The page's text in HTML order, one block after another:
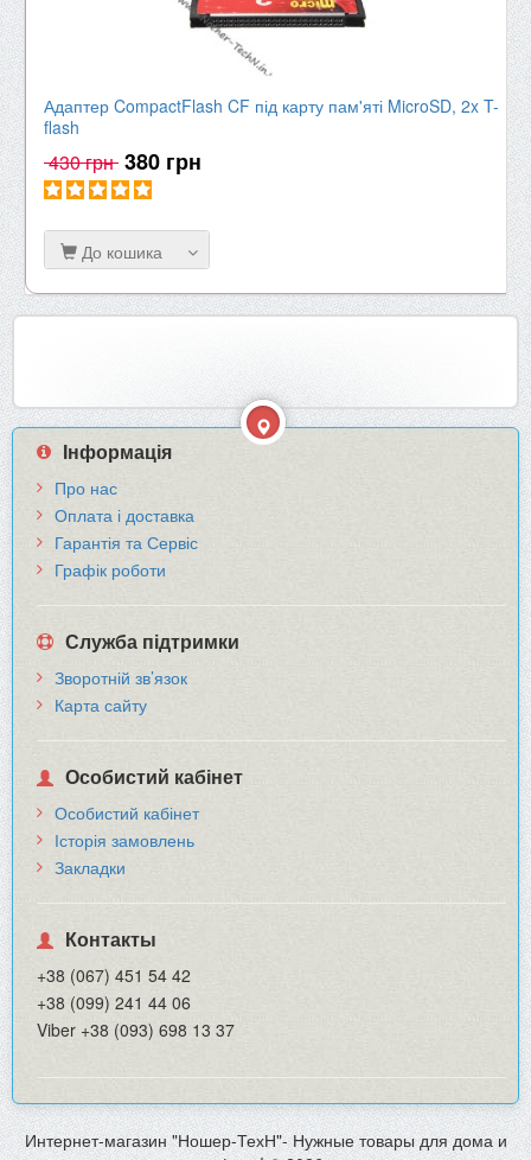
Адаптер CompactFlash CF під карту пам'яті MicroSD, 2x T-
flash
430 грн 380 грн
До кошика
Інформація
Про нас
Оплата і доставка
Гарантія та Сервіс
Графік роботи
Служба підтримки
Зворотній зв’язок
Карта сайту
Особистий кабінет
Особистий кабінет
Історія замовлень
Закладки
Контакты
+38 (067) 451 54 42
+38 (099) 241 44 06
Viber +38 (093) 698 13 37
Интернет-магазин "Ношер-ТехН"- Нужные товары для дома и